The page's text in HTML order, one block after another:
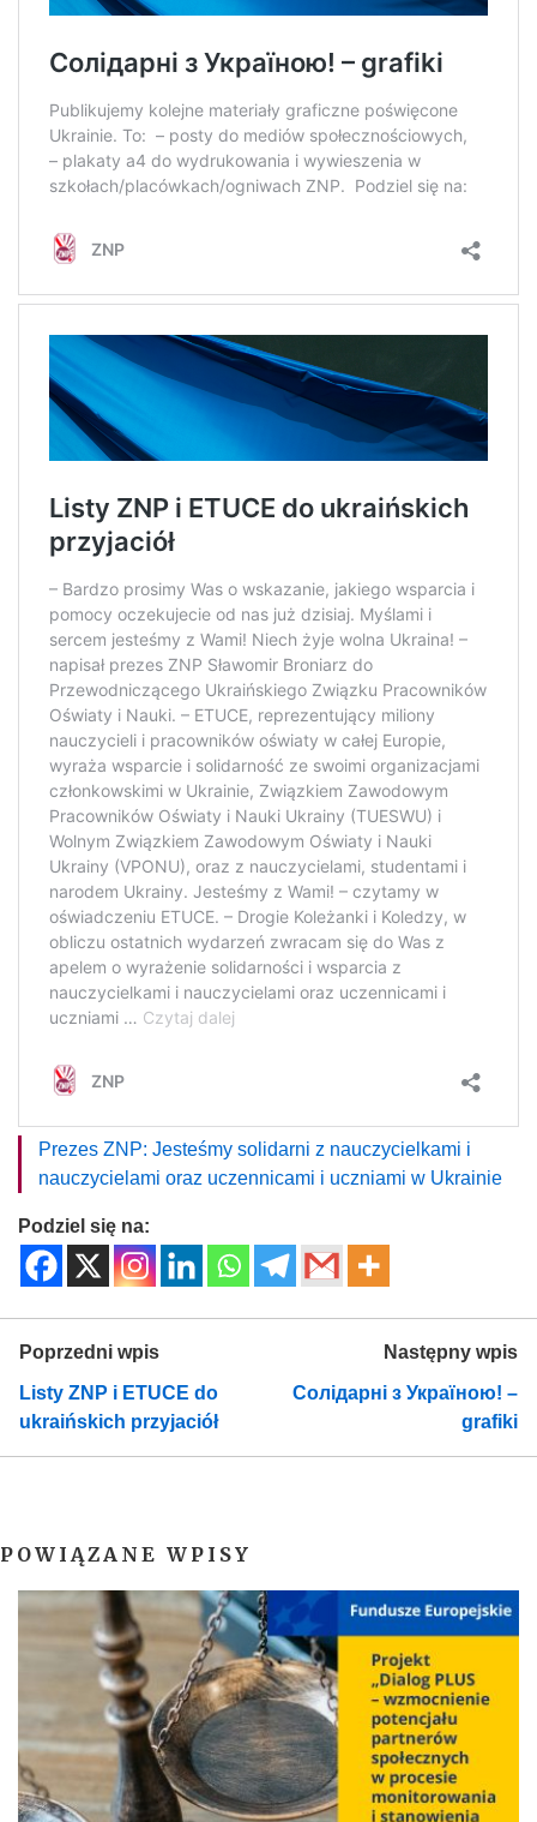
Prezes ZNP: Jesteśmy solidarni z nauczycielkami i
nauczycielami oraz uczennicami i uczniami w Ukrainie
Podziel się na:
Poprzedni wpis
Listy ZNP i ETUCE do
ukraińskich przyjaciół
Następny wpis
Солідарні з Україною! –
grafiki
POWIĄZANE WPISY